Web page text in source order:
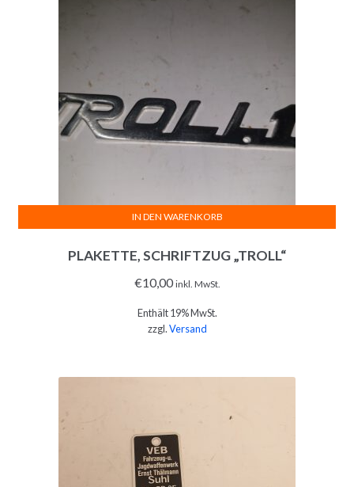
PLAKETTE, SCHRIFTZUG „TROLL“
€10,00 inkl. MwSt.
Enthält 19% MwSt.
zzgl.Versand
IN DEN WARENKORB